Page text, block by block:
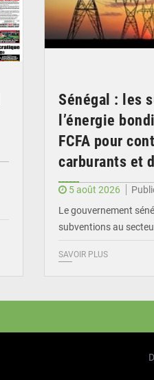
Sénégal : les
l’énergie
FCFA pour
carburants et
5 août 2026
Le gouvernement
subventions au
SAVOIR PLUS